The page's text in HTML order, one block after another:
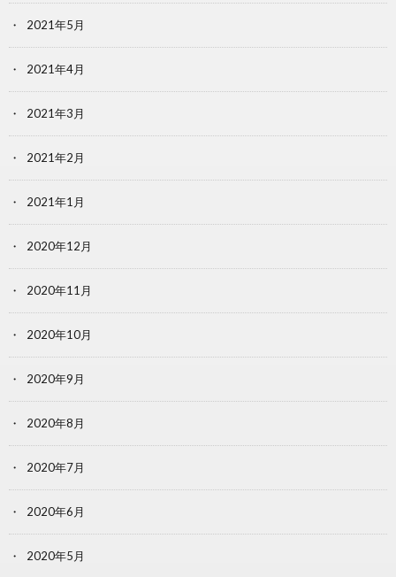
2021年5月
2021年4月
2021年3月
2021年2月
2021年1月
2020年12月
2020年11月
2020年10月
2020年9月
2020年8月
2020年7月
2020年6月
2020年5月